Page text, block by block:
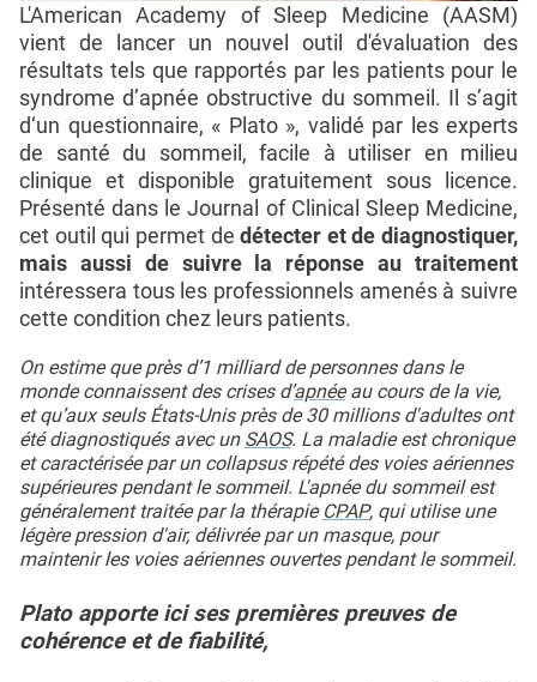
L'American Academy of Sleep Medicine (AASM)
vient de lancer un nouvel outil d'évaluation des
résultats tels que rapportés par les patients pour le
syndrome d’apnée obstructive du sommeil. Il s’agit
d‘un questionnaire, « Plato », validé par les experts
de santé du sommeil, facile à utiliser en milieu
clinique et disponible gratuitement sous licence.
Présenté dans le Journal of Clinical Sleep Medicine,
cet outil qui permet dedétecter et de diagnostiquer,
mais aussi de suivre la réponse au traitement
intéressera tous les professionnels amenés à suivre
cette condition chez leurs patients.
On estime que près d’1 milliard de personnes dans le
monde connaissent des crises d’apnéeau cours de la vie,
et qu’aux seuls États-Unis près de 30 millions d'adultes ont
été diagnostiqués avec un SAOS. La maladie est chronique
et caractérisée par un collapsus répété des voies aériennes
supérieures pendant le sommeil. L'apnée du sommeil est
généralement traitée par la thérapie CPAP, qui utilise une
légère pression d'air, délivrée par un masque, pour
maintenir les voies aériennes ouvertes pendant le sommeil.
Plato apporte ici ses premières preuves de
cohérence et de fiabilité,